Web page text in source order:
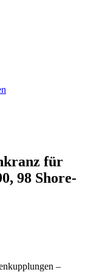
für
98 Shore-